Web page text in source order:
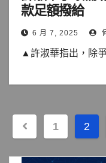
款足額撥給
6 月 7, 2025
▲許淑華指出，除
文
章
1 2